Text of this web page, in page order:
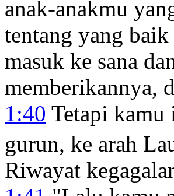
anak-anakmu
tentang yang
masuk ke sana
memberikannya,
1:40 Tetapi kamu
gurun, ke arah
Riwayat